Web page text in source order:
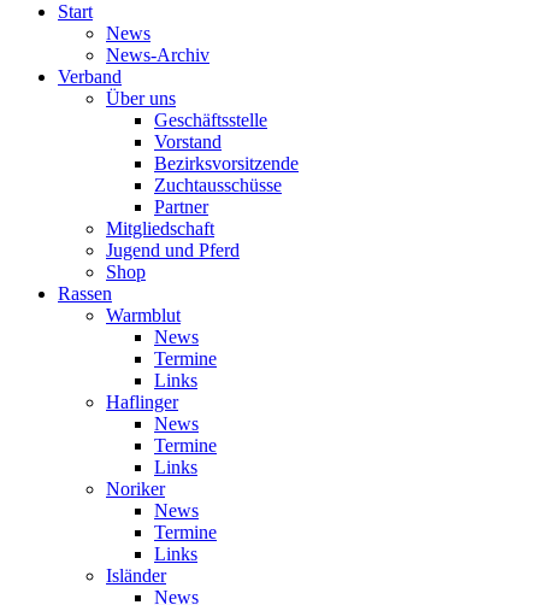
Start
News
News-Archiv
Verband
Über uns
Geschäftsstelle
Vorstand
Bezirksvorsitzende
Zuchtausschüsse
Partner
Mitgliedschaft
Jugend und Pferd
Shop
Rassen
Warmblut
News
Termine
Links
Haflinger
News
Termine
Links
Noriker
News
Termine
Links
Isländer
News